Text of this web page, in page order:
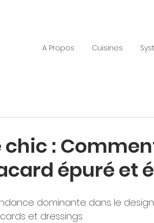
A Propos Cuisines
:
épuré et
dominante dans le
et dressings.